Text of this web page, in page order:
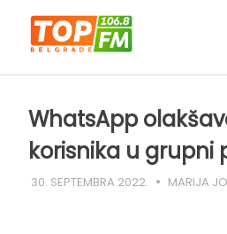
content
WhatsApp
korisnika u grupni
30. SEPTEMBRA 2022. MARIJA